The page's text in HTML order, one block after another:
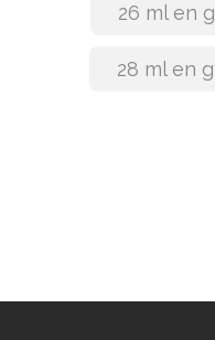
26 ml en g
28 ml en g